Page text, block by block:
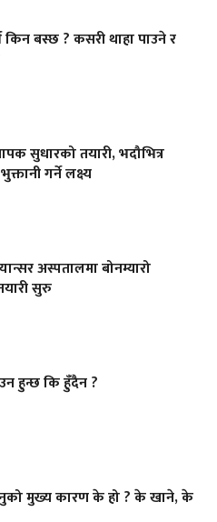
किन बस्छ ? कसरी थाहा पाउने र
सुधारको तयारी, भदौभित्र
गर्ने लक्ष्य
अस्पतालमा बोनम्यारो
सुरु
हुन्छ कि हुँदैन ?
मुख्य कारण के हो ? के खाने, के